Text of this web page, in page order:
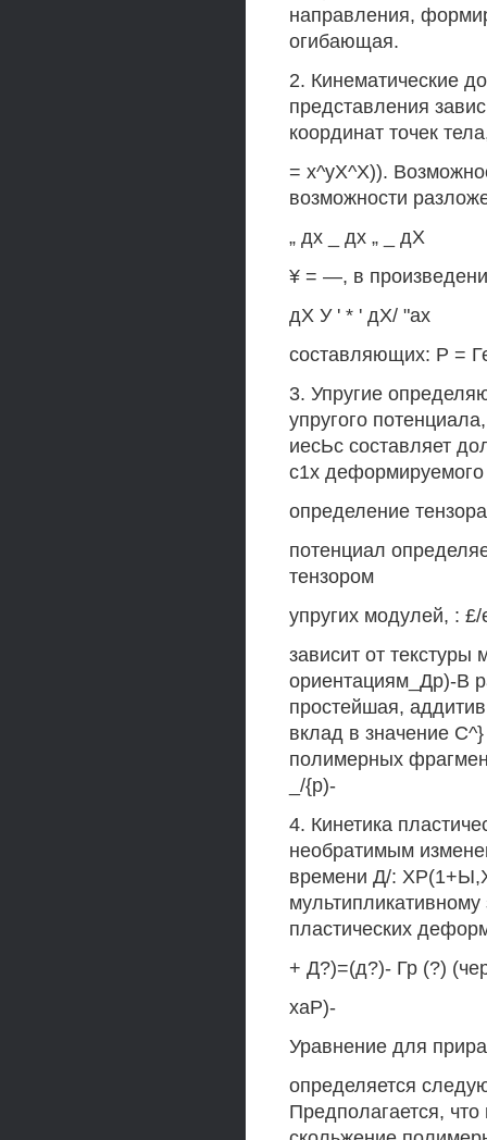
направления,
огибающая.
2. Кинематические
представления
координат точек
= х^уХ^Х)).
возможности
„ дх _ дх „ _ дХ
¥ = —, в
дХ У ' * ' дХ/ "ах
составляющих: Р =
3. Упругие
упругого
иесЬс составляет
с1х деформируемого
определение
потенциал
тензором
упругих модулей, :
зависит от текстуры
ориентациям_Др)-В
простейшая,
вклад в значение
полимерных
_/{р)-
4. Кинетика
необратимым
времени Д/:
пластических
+ Д?)=(д?)- Гр (?)
хаР)-
Уравнение для
определяется
Предполагается,